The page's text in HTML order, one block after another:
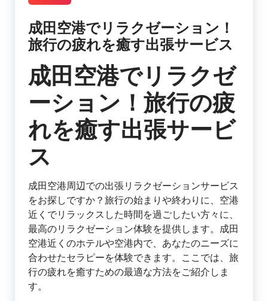
成田空港でリラクゼーション！
旅行の疲れを癒す出張サービス
成田空港でリラクゼ
ーション！旅行の疲
れを癒す出張サービ
ス
成田空港周辺での出張リラクゼーションサービス
をお探しですか？旅行の始まりや終わりに、空港
近くでリラックスした時間を過ごしたい方々に、
最高のリラクゼーション体験を提供します。成田
空港近くのホテルや空港内で、あなたのニーズに
合わせたセラピーを体験できます。ここでは、旅
行の疲れを癒すための最適な方法をご紹介しま
す。